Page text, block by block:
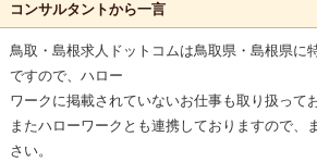
コンサルタントから一言
鳥取・島根求人ドットコムは鳥取県・島根県に
ですので、ハロー
ワークに掲載されていないお仕事も取り扱って
またハローワークとも連携しておりますので、
さい。